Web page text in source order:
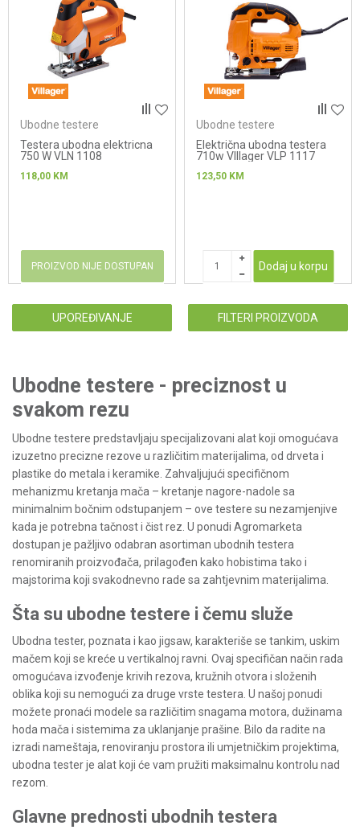
Ubodne testere
Testera ubodna elektricna
750 W VLN 1108
118,00 KM
PROIZVOD NIJE DOSTUPAN
Ubodne testere
Električna ubodna testera
710w VIllager VLP 1117
123,50 KM
Dodaj u korpu
UPOREĐIVANJE FILTERI PROIZVODA
Ubodne testere - preciznost u
svakom rezu
Ubodne testere predstavljaju specijalizovani alat koji omogućava
izuzetno precizne rezove u različitim materijalima, od drveta i
plastike do metala i keramike. Zahvaljujući specifičnom
mehanizmu kretanja mača – kretanje nagore-nadole sa
minimalnim bočnim odstupanjem – ove testere su nezamjenjive
kada je potrebna tačnost i čist rez. U ponudi Agromarketa
dostupan je pažljivo odabran asortiman ubodnih testera
renomiranih proizvođača, prilagođen kako hobistima tako i
majstorima koji svakodnevno rade sa zahtjevnim materijalima.
Šta su ubodne testere i čemu služe
Ubodna tester, poznata i kao jigsaw, karakteriše se tankim, uskim
mačem koji se kreće u vertikalnoj ravni. Ovaj specifičan način rada
omogućava izvođenje krivih rezova, kružnih otvora i složenih
oblika koji su nemogući za druge vrste testera. U našoj ponudi
možete pronaći modele sa različitim snagama motora, dužinama
hoda mača i sistemima za uklanjanje prašine. Bilo da radite na
izradi nameštaja, renoviranju prostora ili umjetničkim projektima,
ubodna tester je alat koji će vam pružiti maksimalnu kontrolu nad
rezom.
Glavne prednosti ubodnih testera